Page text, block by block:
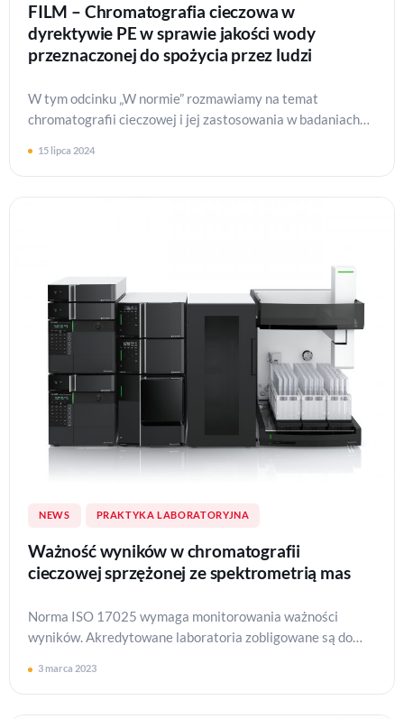
FILM – Chromatografia cieczowa w
dyrektywie PE w sprawie jakości wody
przeznaczonej do spożycia przez ludzi
W tym odcinku „W normie” rozmawiamy na temat
chromatografii cieczowej i jej zastosowania w badaniach
15 lipca 2024
NEWS PRAKTYKA LABORATORYJNA
Ważność wyników w chromatografii
cieczowej sprzężonej ze spektrometrią mas
Norma ISO 17025 wymaga monitorowania ważności
wyników. Akredytowane laboratoria zobligowane są do
3 marca 2023